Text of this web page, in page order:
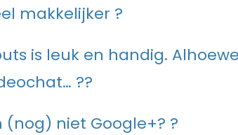
makkelijker ?
is leuk en handig.
??
(nog) niet Google+? ?